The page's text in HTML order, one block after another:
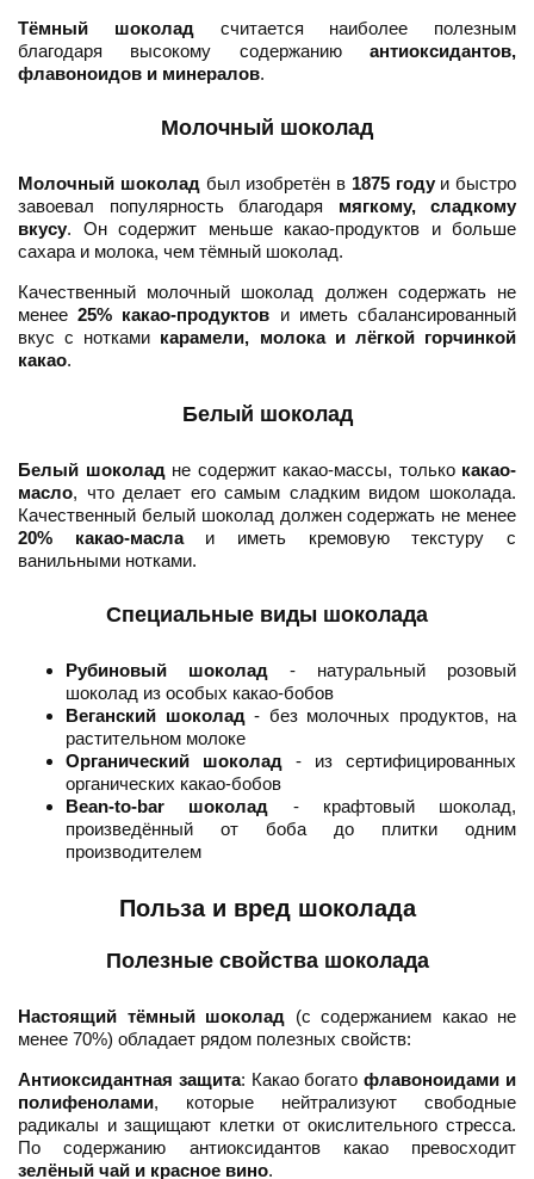
Тёмный шоколадсчитается наиболее полезным
благодаря высокому содержанию антиоксидантов,
флавоноидов и минералов.
Молочный шоколад
Молочный шоколадбыл изобретён в 1875 годуи быстро
завоевал популярность благодаря мягкому, сладкому
вкусу. Он содержит меньше какао-продуктов и больше
сахара и молока, чем тёмный шоколад.
Качественный молочный шоколад должен содержать не
менее25% какао-продуктов и иметь сбалансированный
вкус с нотками карамели, молока и лёгкой горчинкой
какао.
Белый шоколад
Белый шоколадне содержит какао-массы, только какао-
масло, что делает его самым сладким видом шоколада.
Качественный белый шоколад должен содержать не менее
20% какао-маслаи иметь кремовую текстуру с
ванильными нотками.
Специальные виды шоколада
Рубиновый шоколад - натуральный розовый
шоколад из особых какао-бобов
Веганский шоколад- без молочных продуктов, на
растительном молоке
Органический шоколад - из сертифицированных
органических какао-бобов
Bean-to-bar шоколад - крафтовый шоколад,
произведённый от боба до плитки одним
производителем
Польза и вред шоколада
Полезные свойства шоколада
Настоящий тёмный шоколад (с содержанием какао не
менее 70%) обладает рядом полезных свойств:
Антиоксидантная защита: Какао богатофлавоноидами и
полифенолами, которые нейтрализуют свободные
радикалы и защищают клетки от окислительного стресса.
По содержанию антиоксидантов какао превосходит
зелёный чай и красное вино.